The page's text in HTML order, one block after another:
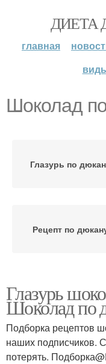
ДИЕТА
главная
Шоколад
Глазурь по
Рецепт по
Шоколад для
Глазурь
Шоколад по
Подборка рецептов
наших подписчиков.
потерять.